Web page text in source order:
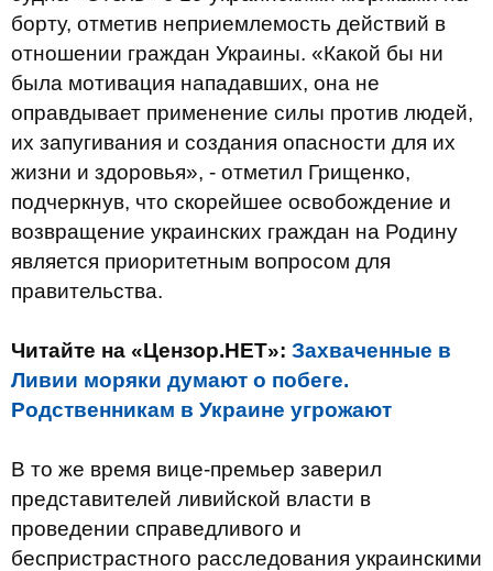
борту, отметив неприемлемость действий в
отношении граждан Украины. «Какой бы ни
была мотивация нападавших, она не
оправдывает применение силы против людей,
их запугивания и создания опасности для их
жизни и здоровья», - отметил Грищенко,
подчеркнув, что скорейшее освобождение и
возвращение украинских граждан на Родину
является приоритетным вопросом для
правительства.
Читайте на «Цензор.НЕТ»: Захваченные в
Ливии моряки думают о побеге.
Родственникам в Украине угрожают
В то же время вице-премьер заверил
представителей ливийской власти в
проведении справедливого и
беспристрастного расследования украинскими